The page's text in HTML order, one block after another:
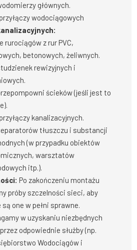
głównych.
wodociągowych
rurociągów z rur PVC,
betonowych, żeliwnych.
rewizyjnych i
ścieków (jeśli jest to
kanalizacyjnych.
tłuszczu i substancji
(w przypadku obiektów
warsztatów
itp.).
Po zakończeniu montażu
próby szczelności sieci, aby
one w pełni sprawne.
w uzyskaniu niezbędnych
odpowiednie służby (np.
Wodociągów i